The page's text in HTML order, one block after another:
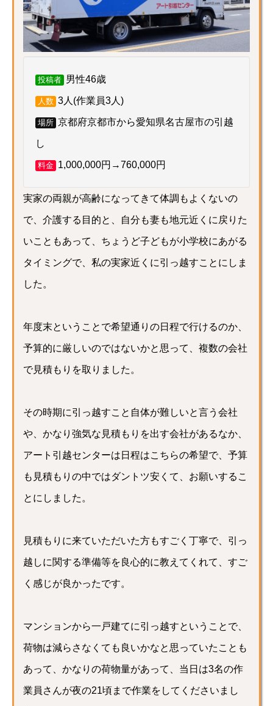
投稿者 男性46歳
人数 3人(作業員3人)
場所 京都府京都市から愛知県名古屋市の引越
し
料金 1,000,000円→760,000円
実家の両親が高齢になってきて体調もよくないの
で、介護する目的と、自分も妻も地元近くに戻りた
いこともあって、ちょうど子どもが小学校にあがる
タイミングで、私の実家近くに引っ越すことにしま
した。
年度末ということで希望通りの日程で行けるのか、
予算的に厳しいのではないかと思って、複数の会社
で見積もりを取りました。
その時期に引っ越すこと自体が難しいと言う会社
や、かなり強気な見積もりを出す会社があるなか、
アート引越センターは日程はこちらの希望で、予算
も見積もりの中ではダントツ安くて、お願いするこ
とにしました。
見積もりに来ていただいた方もすごく丁寧で、引っ
越しに関する準備等を良心的に教えてくれて、すご
く感じが良かったです。
マンションから一戸建てに引っ越すということで、
荷物は減らさなくても良いかなと思っていたことも
あって、かなりの荷物量があって、当日は3名の作
業員さんが夜の21頃まで作業をしてくださいまし